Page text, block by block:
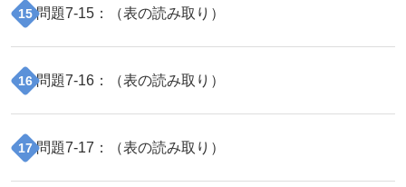
15 問題7-15 ：（表の読み取り ）
16 問題7-16 ：（表の読み取り ）
17 問題7-17 ：（表の読み取り ）